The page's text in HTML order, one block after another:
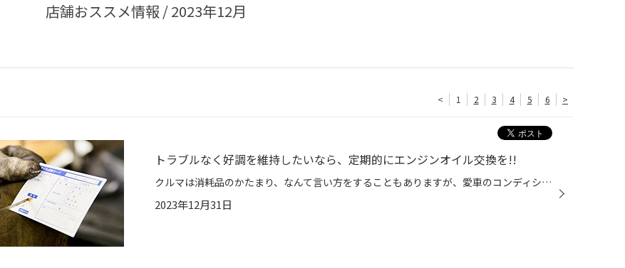
店舗おススメ情報 / 2023年12月
< 1 2 3 4 5 6 >
トラブルなく好調を維持したいなら、定期的にエンジンオイル交換を!!
クルマは消耗品のかたまり、なんて言い方をすることもありますが、愛車のコンディションを維持していく上で定期的に交換が必要なものと言えば、何を思い浮かべますか？ 専門店として一番気になるものと言えばタイヤなんですが、お客さまのなかには「バッテリー上がりでクルマが動かなくなったことが...
2023年12月31日